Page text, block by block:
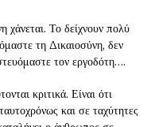
Το δείχνουν πολύ
τη Δικαιοσύνη, δεν
τον εργοδότη….
κριτικά. Είναι ότι
και σε ταχύτητες